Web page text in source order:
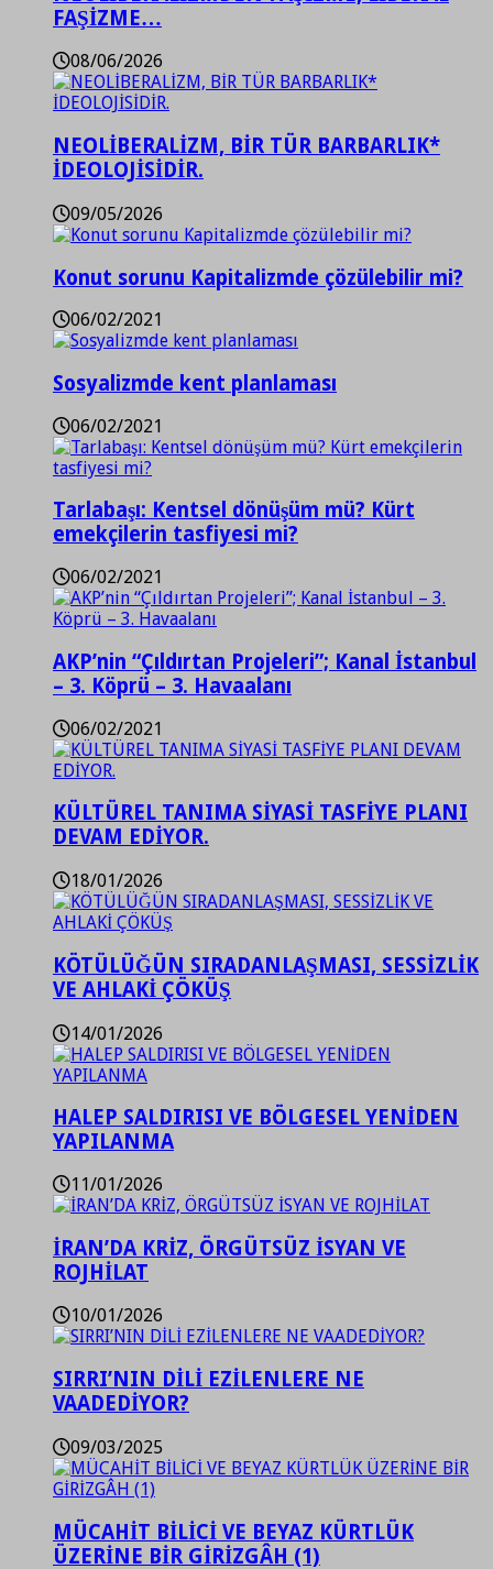
FAŞİZME…
08/06/2026
NEOLİBERALİZM, BİR TÜR BARBARLIK*
İDEOLOJİSİDİR.
09/05/2026
Konut sorunu Kapitalizmde çözülebilir mi?
06/02/2021
Sosyalizmde kent planlaması
06/02/2021
Tarlabaşı: Kentsel dönüşüm mü? Kürt
emekçilerin tasfiyesi mi?
06/02/2021
AKP’nin “Çıldırtan Projeleri”; Kanal İstanbul
– 3. Köprü – 3. Havaalanı
06/02/2021
KÜLTÜREL TANIMA SİYASİ TASFİYE PLANI
DEVAM EDİYOR.
18/01/2026
KÖTÜLÜĞÜN SIRADANLAŞMASI, SESSİZLİK
VE AHLAKİ ÇÖKÜŞ
14/01/2026
HALEP SALDIRISI VE BÖLGESEL YENİDEN
YAPILANMA
11/01/2026
İRAN’DA KRİZ, ÖRGÜTSÜZ İSYAN VE
ROJHİLAT
10/01/2026
SIRRI’NIN DİLİ EZİLENLERE NE
VAADEDİYOR?
09/03/2025
MÜCAHİT BİLİCİ VE BEYAZ KÜRTLÜK
ÜZERİNE BİR GİRİZGÂH (1)